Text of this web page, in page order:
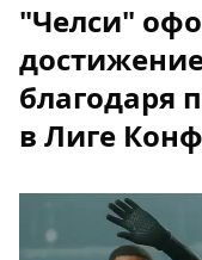
"Челси"
благодаря
в Лиге